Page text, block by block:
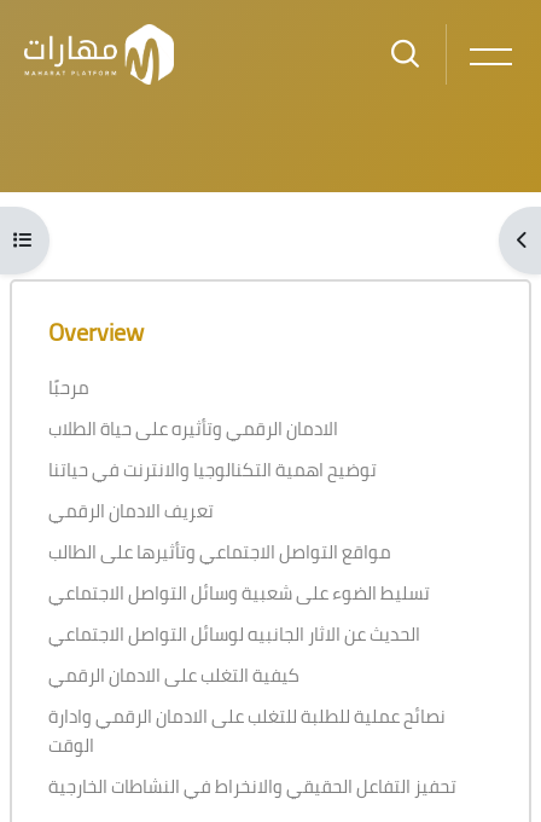
Skip to main content
Blocks
Open course index
Blocks
Skip [Cocoon] Course Overview
Overview
مرحبًا
توضيح اهمية التكنالوجيا والانترنت في حياتنا
تسليط الضوء على شعبية وسائل التواصل الاجتماعي
الحديث عن الاثار الجانبيه لوسائل التواصل الاجتماعي
كيفية التغلب على الادمان الرقمي
نصائح عملية للطلبة للتغلب على الادمان الرقمي وادارة
الوقت
تحفيز التفاعل الحقيقي والانخراط في النشاطات الخارجية